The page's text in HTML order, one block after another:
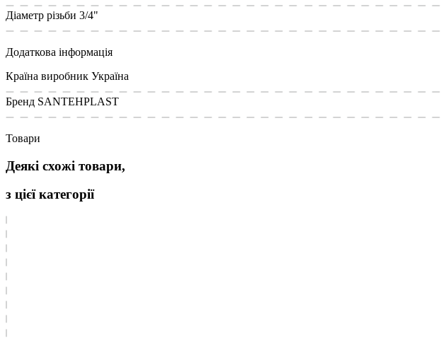
Діаметр різьби 3/4"
Додаткова інформація
Країна виробник Україна
Бренд SANTEHPLAST
Товари
Деякі схожі товари,
з цієї категорії